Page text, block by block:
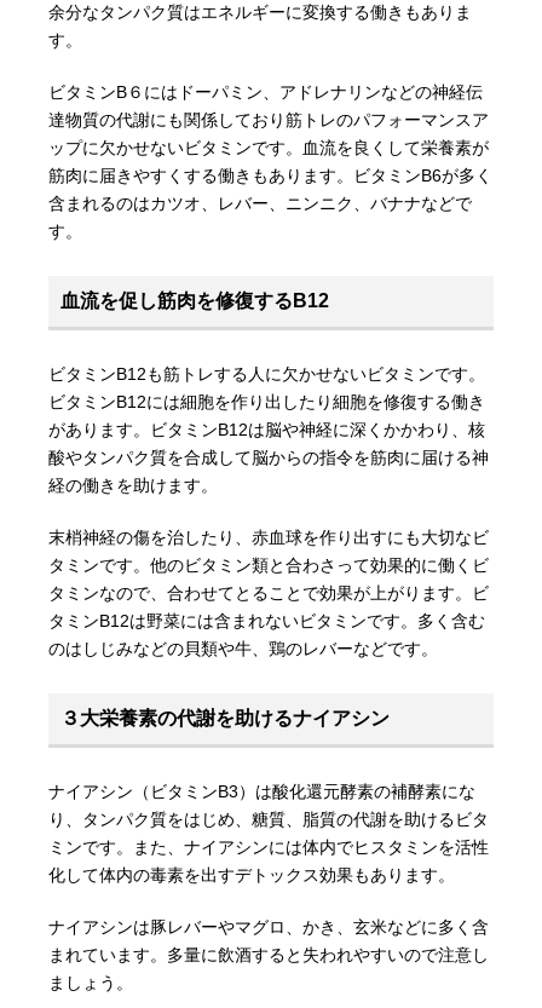
余分なタンパク質はエネルギーに変換する働きもありま
す。
ビタミンB６にはドーパミン、アドレナリンなどの神経伝
達物質の代謝にも関係しており筋トレのパフォーマンスア
ップに欠かせないビタミンです。血流を良くして栄養素が
筋肉に届きやすくする働きもあります。ビタミンB6が多く
含まれるのはカツオ、レバー、ニンニク、バナナなどで
す。
血流を促し筋肉を修復するB12
ビタミンB12も筋トレする人に欠かせないビタミンです。
ビタミンB12には細胞を作り出したり細胞を修復する働き
があります。ビタミンB12は脳や神経に深くかかわり、核
酸やタンパク質を合成して脳からの指令を筋肉に届ける神
経の働きを助けます。
末梢神経の傷を治したり、赤血球を作り出すにも大切なビ
タミンです。他のビタミン類と合わさって効果的に働くビ
タミンなので、合わせてとることで効果が上がります。ビ
タミンB12は野菜には含まれないビタミンです。多く含む
のはしじみなどの貝類や牛、鶏のレバーなどです。
３大栄養素の代謝を助けるナイアシン
ナイアシン（ビタミンB3）は酸化還元酵素の補酵素にな
り、タンパク質をはじめ、糖質、脂質の代謝を助けるビタ
ミンです。また、ナイアシンには体内でヒスタミンを活性
化して体内の毒素を出すデトックス効果もあります。
ナイアシンは豚レバーやマグロ、かき、玄米などに多く含
まれています。多量に飲酒すると失われやすいので注意し
ましょう。